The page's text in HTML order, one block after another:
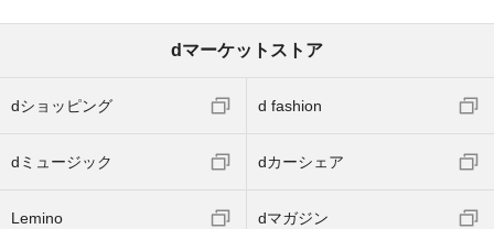
dマーケットストア
dショッピング d fashion
dミュージック dカーシェア
Lemino dマガジン